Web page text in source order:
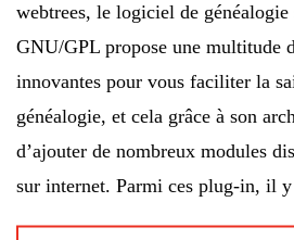
webtrees, le logiciel de
GNU/GPL propose une multitude
innovantes pour vous faciliter la
généalogie, et cela grâce à son
d’ajouter de nombreux modules
sur internet. Parmi ces plug-in, il